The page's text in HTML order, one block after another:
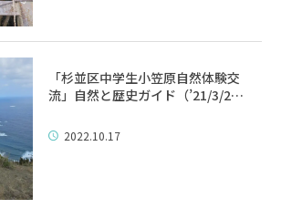
「杉並区中学生小笠原自然体験交
流」自然と歴史ガイド（’21/3/2…
2022.10.17